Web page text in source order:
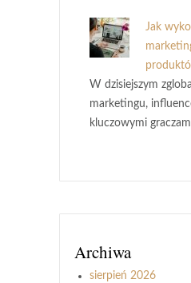
Jak
W dzisiejszym
marketingu,
kluczowymi
Archiwa
sierpień 2026